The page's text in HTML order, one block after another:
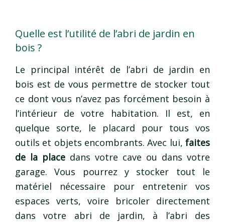
Quelle est l’utilité de l’abri de jardin en
bois ?
Le principal intérêt de l’abri de jardin en
bois est de vous permettre de stocker tout
ce dont vous n’avez pas forcément besoin à
l’intérieur de votre habitation. Il est, en
quelque sorte, le placard pour tous vos
outils et objets encombrants. Avec lui, faites
de la place dans votre cave ou dans votre
garage. Vous pourrez y stocker tout le
matériel nécessaire pour entretenir vos
espaces verts, voire bricoler directement
dans votre abri de jardin, à l’abri des